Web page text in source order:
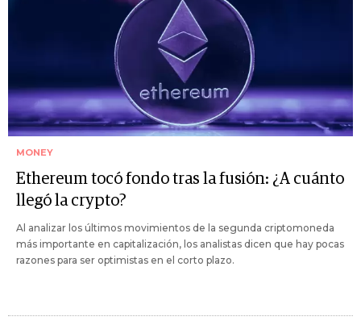
MONEY
Ethereum tocó fondo tras la fusión: ¿A cuánto
llegó la crypto?
Al analizar los últimos movimientos de la segunda criptomoneda
más importante en capitalización, los analistas dicen que hay pocas
razones para ser optimistas en el corto plazo.